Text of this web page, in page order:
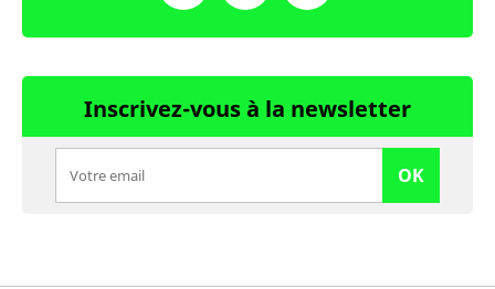
Inscrivez-vous à la newsletter
OK